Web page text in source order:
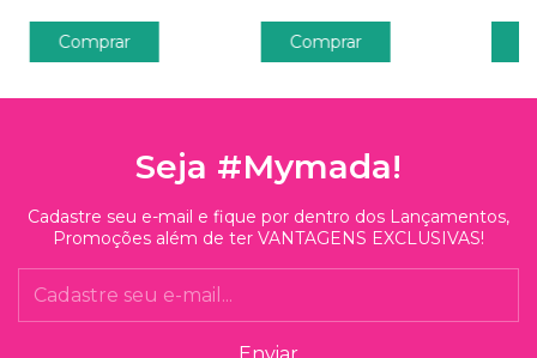
Comprar Comprar
Seja #Mymada!
Cadastre seu e-mail e fique por dentro dos Lançamentos,
Promoções além de ter VANTAGENS EXCLUSIVAS!